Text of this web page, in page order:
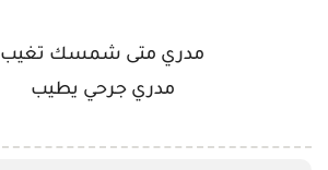
مدري متى شمسك تغيب
مدري جرحي يطيب